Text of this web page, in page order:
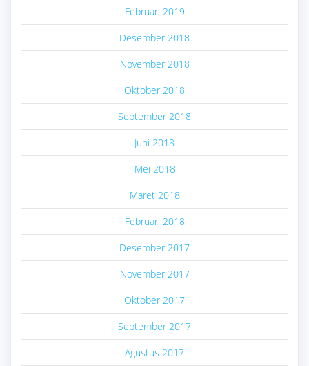
Februari 2019
Desember 2018
November 2018
Oktober 2018
September 2018
Juni 2018
Mei 2018
Maret 2018
Februari 2018
Desember 2017
November 2017
Oktober 2017
September 2017
Agustus 2017